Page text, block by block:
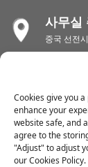
사무실
중국 선전
중국 심천
딩
PCB 공
중국 장쑤
PCB 공
Cookies give you
enhance your
website safe, and
agree to the
"Adjust" to adjust
our Cookies Policy.